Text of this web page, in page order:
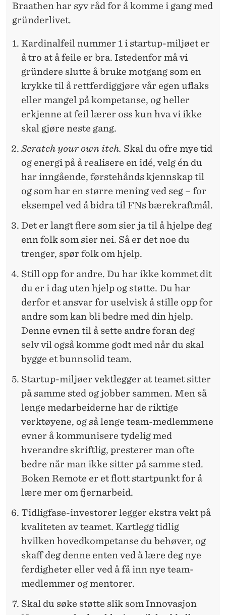
Braathen har syv råd for å komme i gang med
gründerlivet.
Kardinalfeil nummer 1 i startup-miljøet er
å tro at å feile er bra. Istedenfor må vi
gründere slutte å bruke motgang som en
krykke til å rettferdiggjøre vår egen uflaks
eller mangel på kompetanse, og heller
erkjenne at feil lærer oss kun hva vi ikke
skal gjøre neste gang.
Scratch your own itch. Skal du ofre mye tid
og energi på å realisere en idé, velg én du
har inngående, førstehånds kjennskap til
og som har en større mening ved seg – for
eksempel ved å bidra til FNs bærekraftmål.
Det er langt flere som sier ja til å hjelpe deg
enn folk som sier nei. Så er det noe du
trenger, spør folk om hjelp.
Still opp for andre. Du har ikke kommet dit
du er i dag uten hjelp og støtte. Du har
derfor et ansvar for uselvisk å stille opp for
andre som kan bli bedre med din hjelp.
Denne evnen til å sette andre foran deg
selv vil også komme godt med når du skal
bygge et bunnsolid team.
Startup-miljøer vektlegger at teamet sitter
på samme sted og jobber sammen. Men så
lenge medarbeiderne har de riktige
verktøyene, og så lenge team-medlemmene
evner å kommunisere tydelig med
hverandre skriftlig, presterer man ofte
bedre når man ikke sitter på samme sted.
Boken Remote er et flott startpunkt for å
lære mer om fjernarbeid.
Tidligfase-investorer legger ekstra vekt på
kvaliteten av teamet. Kartlegg tidlig
hvilken hovedkompetanse du behøver, og
skaff deg denne enten ved å lære deg nye
ferdigheter eller ved å få inn nye team-
medlemmer og mentorer.
Skal du søke støtte slik som Innovasjon